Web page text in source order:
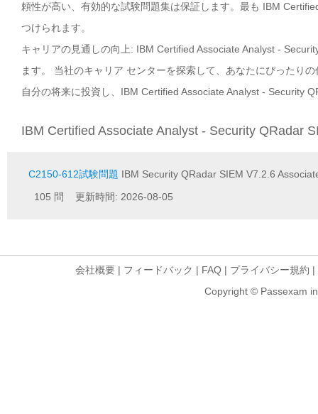
頼性が高い、有効的な試験問題集は保証します。最も IBM
つけられます。
キャリアの見通しの向上: IBM Certified Associate Analyst -
ます。 当社のキャリア センターを探索して、あなたにぴったり
自分の将来に投資し、IBM Certified Associate Analyst - Security
IBM Certified Associate Analyst - Security QRadar
C2150-612試験問題 IBM Security QRadar SIEM V7.2.6
105 問 更新時間: 2026-08-05
会社概要 | フィードバック | FAQ | プライバシー規約 |
Copyright © Passexam